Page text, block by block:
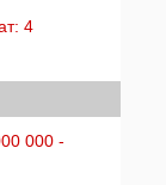
4
000 -